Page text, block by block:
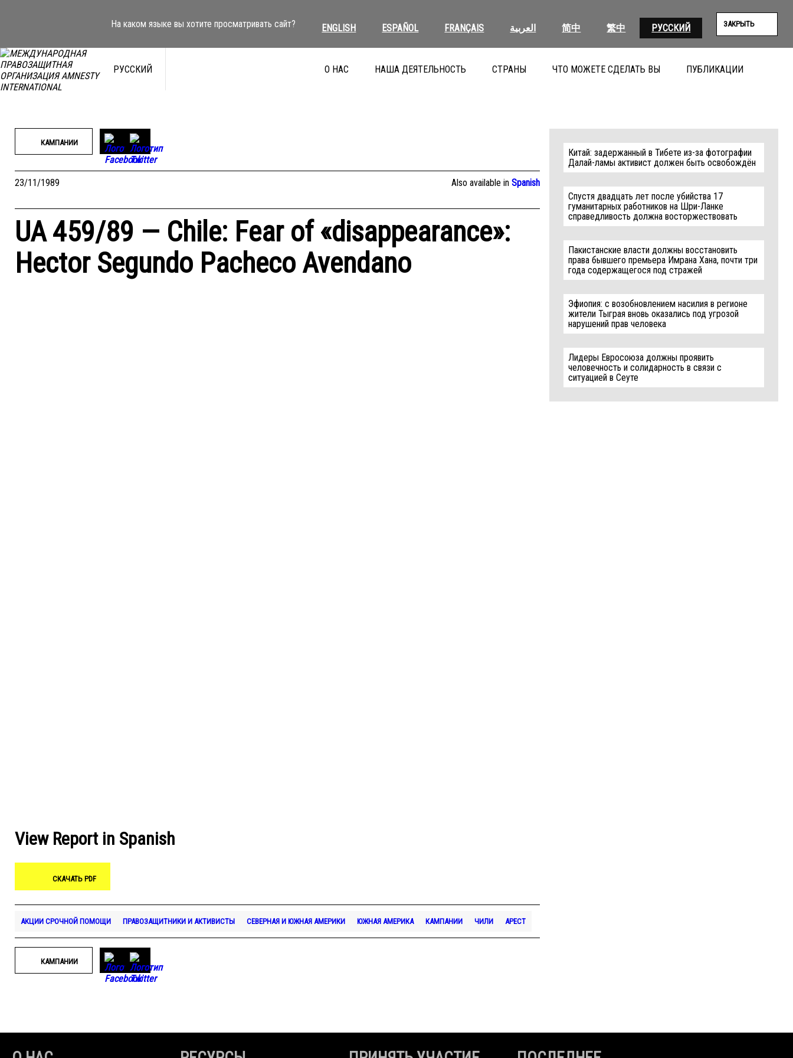
На каком языке вы хотите просматривать сайт? ENGLISH ESPAÑOL FRANÇAIS العربية 简中 繁中 РУССКИЙ ЗАКРЫТЬ
РУССКИЙ О НАС НАША ДЕЯТЕЛЬНОСТЬ СТРАНЫ ЧТО МОЖЕТЕ СДЕЛАТЬ ВЫ ПУБЛИКАЦИИ
КАМПАНИИ
23/11/1989 Also available inSpanish
UA 459/89 — Chile: Fear of «disappearance»:
Hector Segundo Pacheco Avendano
View Report in Spanish
СКАЧАТЬ PDF
АКЦИИ СРОЧНОЙ ПОМОЩИ ПРАВОЗАЩИТНИКИ И АКТИВИСТЫ СЕВЕРНАЯ И ЮЖНАЯ АМЕРИКИ ЮЖНАЯ АМЕРИКА КАМПАНИИ ЧИЛИ АРЕСТ
КАМПАНИИ
Китай: задержанный в Тибете из-за фотографии
Далай-ламы активист должен быть освобождён
Спустя двадцать лет после убийства 17
гуманитарных работников на Шри-Ланке
справедливость должна восторжествовать
Пакистанские власти должны восстановить
права бывшего премьера Имрана Хана, почти три
года содержащегося под стражей
Эфиопия: с возобновлением насилия в регионе
жители Тыграя вновь оказались под угрозой
нарушений прав человека
Лидеры Евросоюза должны проявить
человечность и солидарность в связи с
ситуацией в Сеуте